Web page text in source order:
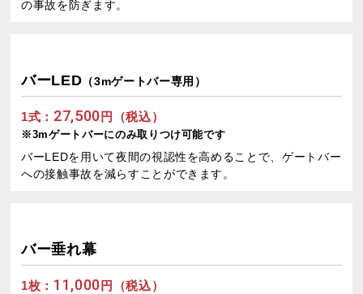
の事故を防ぎます。
バーLED （3mゲートバー専用）
1式： 27,500 円（税込）
※3mゲートバーにのみ取りつけ可能です
バーLEDを用いて夜間の視認性を高めることで、ゲートバー
への接触事故を減らすことができます。
バー垂れ幕
1枚： 11,000 円（税込）